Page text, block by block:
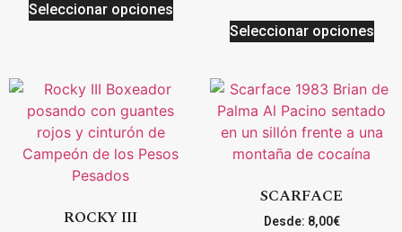
Seleccionar opciones
Seleccionar opciones
ROCKY III
SCARFACE
Desde: 8,00€